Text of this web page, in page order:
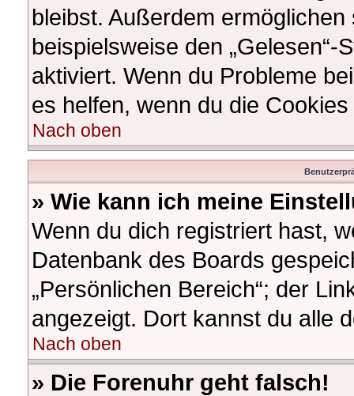
bleibst. Außerdem
beispielsweise den
aktiviert. Wenn du Probleme
es helfen, wenn du die
Nach oben
» Wie kann ich meine
Wenn du dich registriert hast,
Datenbank des Boards
„Persönlichen Bereich“; der
angezeigt. Dort kannst du alle
Nach oben
» Die Forenuhr geht falsch!